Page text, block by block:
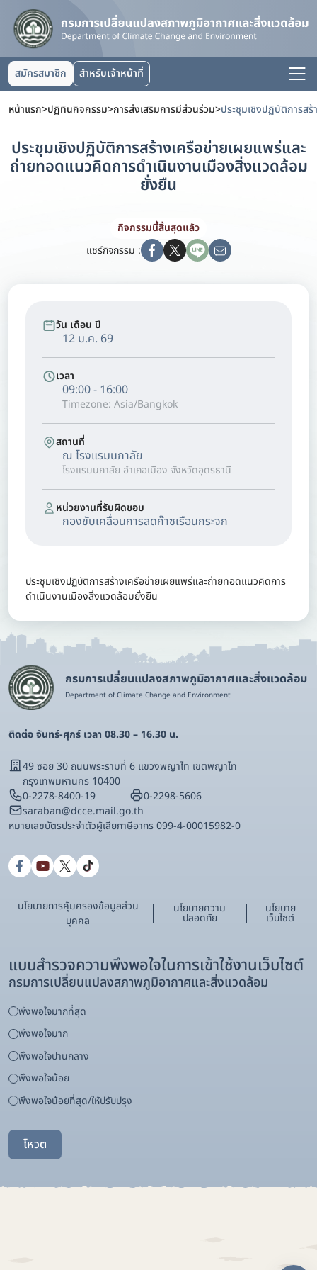
สมัครสมาชิก สำหรับเจ้าหน้าที่
หน้าแรก>ปฏิทินกิจกรรม>การส่งเสริมการมีส่วนร่วม>
ประชุมเชิงปฏิบัติการสร้างเครือข่ายเผยแพร่และ
ถ่ายทอดแนวคิดการดำเนินงานเมืองสิ่งแวดล้อม
ยั่งยืน
กิจกรรมนี้สิ้นสุดแล้ว
แชร์กิจกรรม :
วัน เดือน ปี
12 ม.ค. 69
เวลา
09:00 - 16:00
Timezone: Asia/Bangkok
สถานที่
ณ โรงแรมนภาลัย
โรงแรมนภาลัย อำเภอเมือง จังหวัดอุดรธานี
หน่วยงานที่รับผิดชอบ
กองขับเคลื่อนการลดก๊าซเรือนกระจก
ประชุมเชิงปฏิบัติการสร้างเครือข่ายเผยแพร่และถ่ายทอดแนวคิดการ
ดำเนินงานเมืองสิ่งแวดล้อมยั่งยืน
กรมการเปลี่ยนแปลงสภาพภูมิอากาศและสิ่งแวดล้อม
Department of Climate Change and Environment
ติดต่อ จันทร์-ศุกร์ เวลา 08.30 – 16.30 น.
49 ซอย 30 ถนนพระรามที่ 6 แขวงพญาไท เขตพญาไท
กรุงเทพมหานคร 10400
0-2278-8400-19
0-2298-5606
saraban@dcce.mail.go.th
หมายเลขบัตรประจําตัวผู้เสียภาษีอากร 099-4-00015982-0
นโยบายการคุ้มครองข้อมูลส่วน
บุคคล
นโยบายความ
ปลอดภัย
นโยบาย
เว็บไซต์
แบบสำรวจความพึงพอใจในการเข้าใช้งานเว็บไซต์
กรมการเปลี่ยนแปลงสภาพภูมิอากาศและสิ่งแวดล้อม
พึงพอใจมากที่สุด
พึงพอใจมาก
พึงพอใจปานกลาง
พึงพอใจน้อย
พึงพอใจน้อยที่สุด/ให้ปรับปรุง
โหวต